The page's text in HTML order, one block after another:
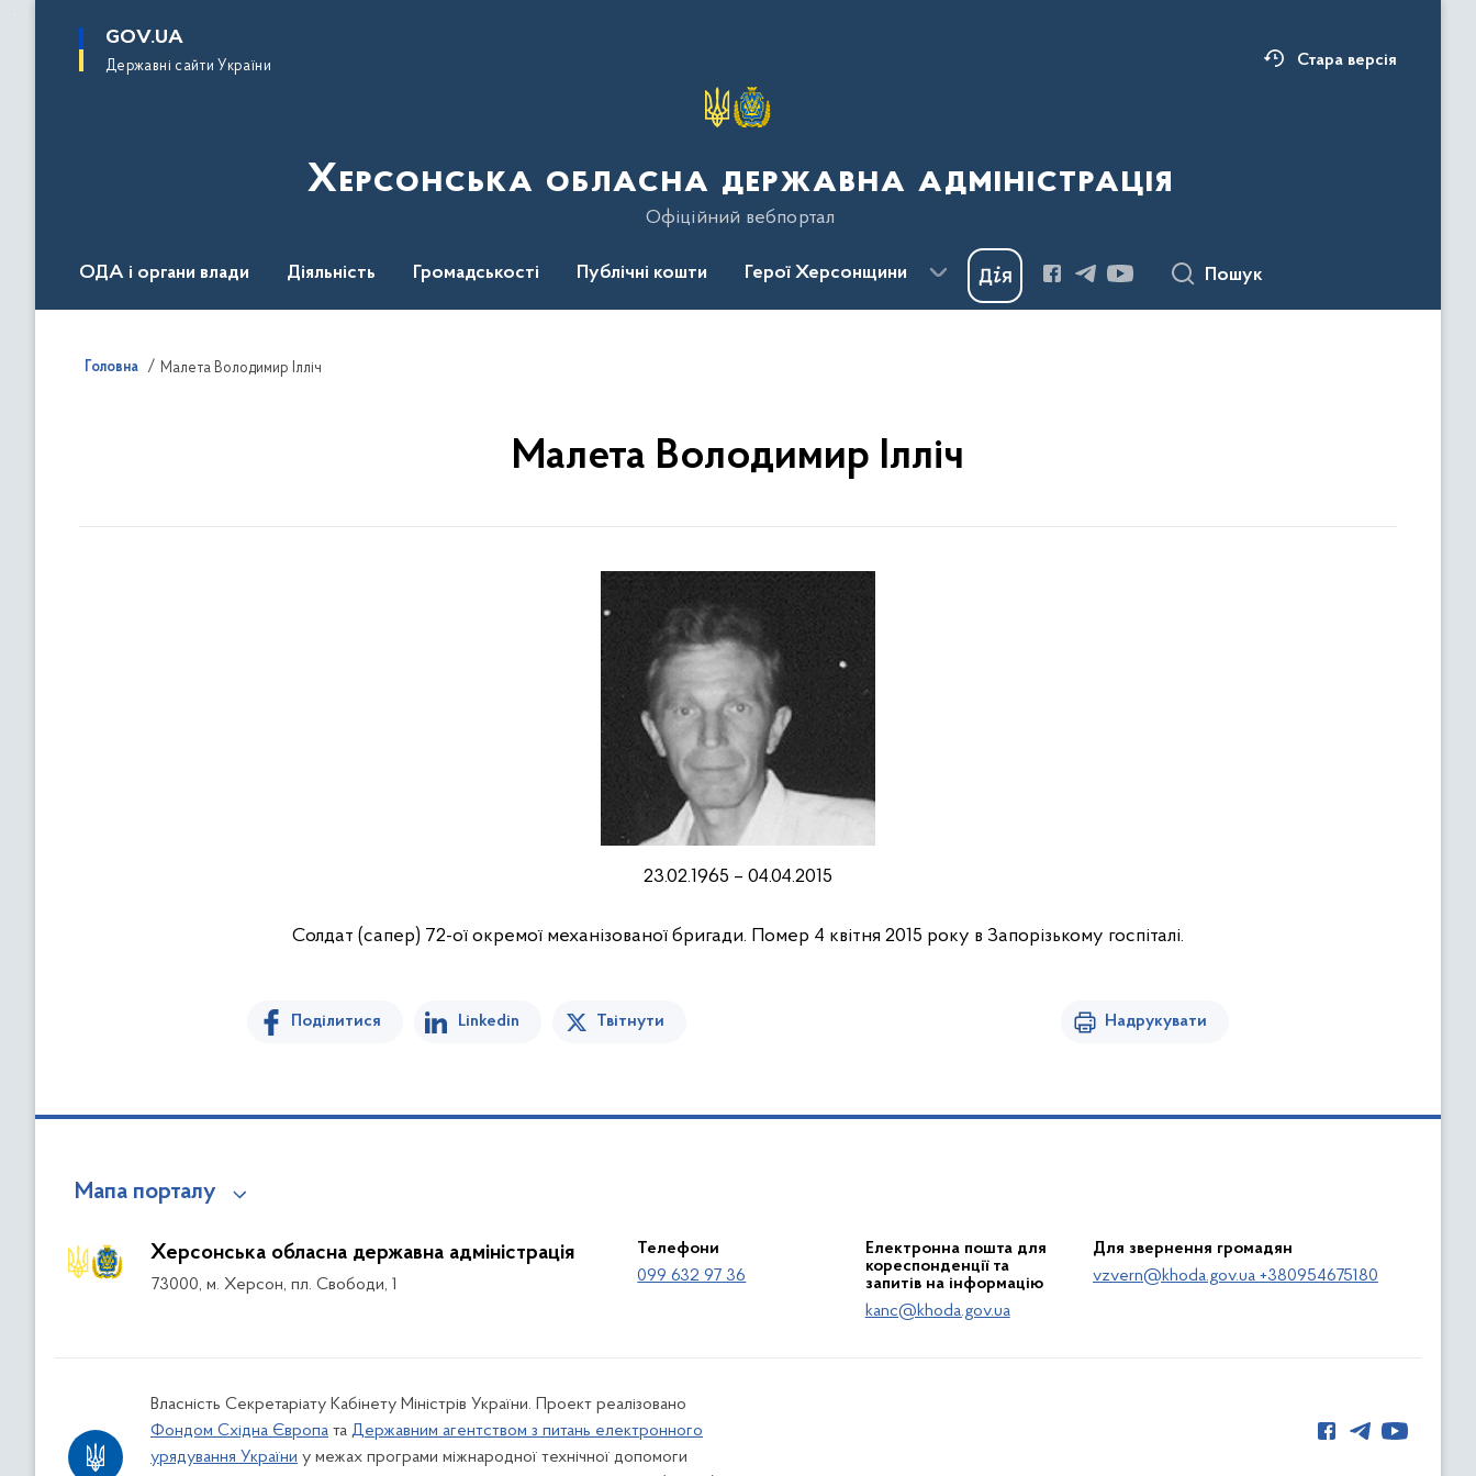
основного
GOV.UA
Державні сайти України Стара версія
Херсонська обласна державна адміністрація
Офіційний вебпортал
ОДА і органи влади Діяльність Громадськості Публічні кошти Герої Херсонщини Пошук
Головна Малета Володимир Ілліч
Малета Володимир Ілліч
23.02.1965 – 04.04.2015
Cолдат (сапер) 72-ої окремої механізованої бригади. Помер 4 квітня 2015 року в Запорізькому госпіталі.
Поділитися Linkedin Твітнути Надрукувати
Мапа порталу
Херсонська обласна державна адміністрація
73000, м. Херсон, пл. Свободи, 1
Телефони
099 632 97 36
Електронна пошта для
кореспонденції та
запитів на інформацію
kanc@khoda.gov.ua
Для звернення громадян
vzvern@khoda.gov.ua +380954675180
Власність Секретаріату Кабінету Міністрів України. Проект реалізовано
Фондом Східна Європа та Державним агентством з питань електронного
урядування України у межах програми міжнародної технічної допомоги